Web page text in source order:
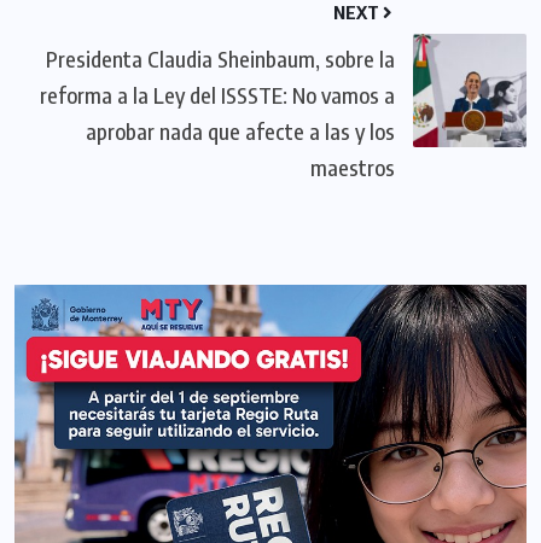
NEXT
Presidenta Claudia Sheinbaum, sobre la
reforma a la Ley del ISSSTE: No vamos a
aprobar nada que afecte a las y los
maestros